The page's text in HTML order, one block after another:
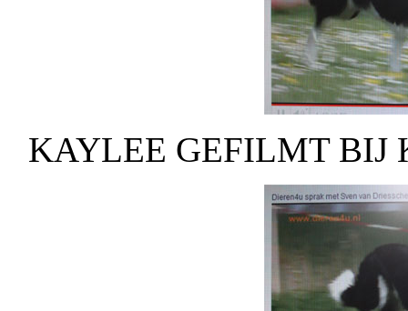
KAYLEE GEFILMT BIJ